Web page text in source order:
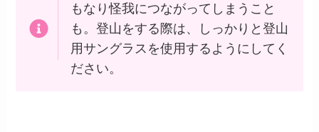
もなり怪我につながってしまうこと
も。登山をする際は、しっかりと登山
用サングラスを使用するようにしてく
ださい。